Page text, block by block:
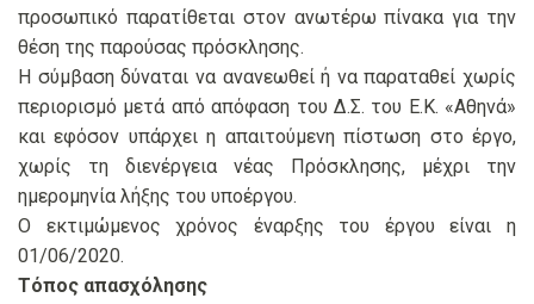
προσωπικό παρατίθεται στον ανωτέρω πίνακα για την
θέση της παρούσας πρόσκλησης.
Η σύμβαση δύναται να ανανεωθεί ή να παραταθεί χωρίς
περιορισμό μετά από απόφαση του Δ.Σ. του Ε.Κ. «Αθηνά»
και εφόσον υπάρχει η απαιτούμενη πίστωση στο έργο,
χωρίς τη διενέργεια νέας Πρόσκλησης, μέχρι την
ημερομηνία λήξης του υποέργου.
Ο εκτιμώμενος χρόνος έναρξης του έργου είναι η
01/06/2020.
Τόπος απασχόλησης